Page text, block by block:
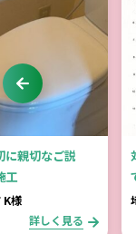
に親切なご説
工
K様
詳しく見る